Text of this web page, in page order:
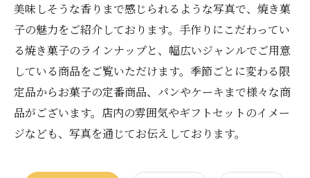
美味しそうな香りまで感じられるような写真で、焼き菓
子の魅力をご紹介しております。手作りにこだわってい
る焼き菓子のラインナップと、幅広いジャンルでご用意
している商品をご覧いただけます。季節ごとに変わる限
定品からお菓子の定番商品、パンやケーキまで様々な商
品がございます。店内の雰囲気やギフトセットのイメー
ジなども、写真を通じてお伝えしております。